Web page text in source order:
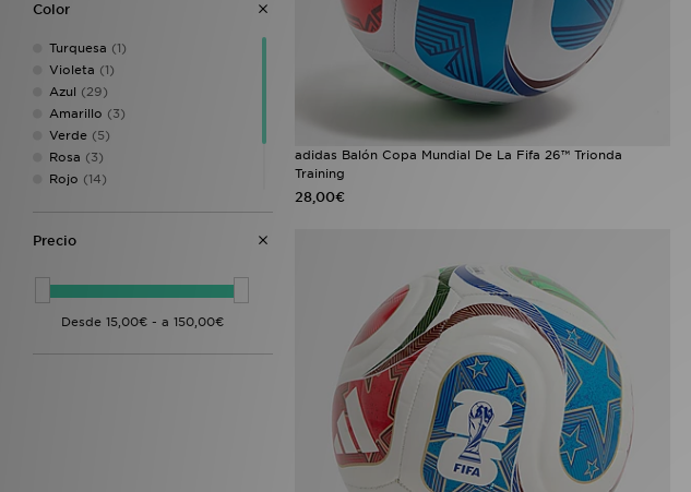
2XL
SIZE 1 (1)
Color
Turquesa (1)
Violeta (1)
Azul (29)
Amarillo (3)
Verde (5)
Rosa (3)
Rojo (14)
Multicolor
Precio
adidas Balón Copa Mundial De La Fifa 26™ Trionda
Training
28,00€